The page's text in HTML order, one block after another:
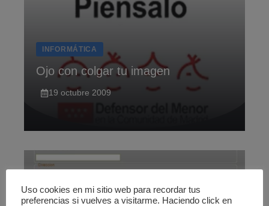
INFORMÁTICA
Ojo con colgar tu imagen
19 octubre 2009
Uso cookies en mi sitio web para recordar tus
preferencias si vuelves a visitarme. Haciendo click en